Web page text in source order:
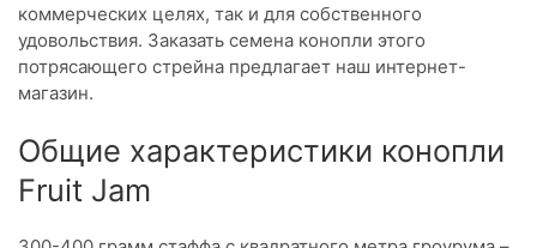
коммерческих целях, так и для собственного
удовольствия. Заказать семена конопли этого
потрясающего стрейна предлагает наш интернет-
магазин.
Общие характеристики конопли
Fruit Jam